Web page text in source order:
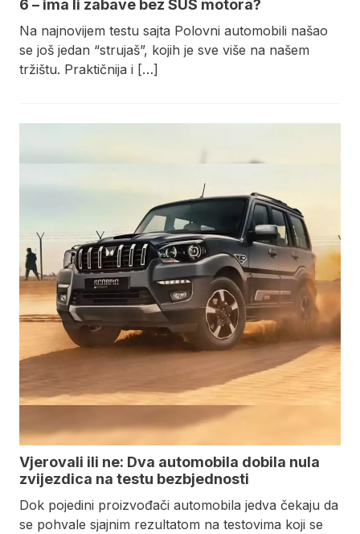
6 – ima li zabave bez SUS motora?
Na najnovijem testu sajta Polovni automobili našao
se još jedan “strujaš”, kojih je sve više na našem
tržištu. Praktičnija i […]
Vjerovali ili ne: Dva automobila dobila nula
zvijezdica na testu bezbjednosti
Dok pojedini proizvođači automobila jedva čekaju da
se pohvale sjajnim rezultatom na testovima koji se